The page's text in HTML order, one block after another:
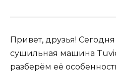
Привет, друзья!
сушильная машина
разберём её